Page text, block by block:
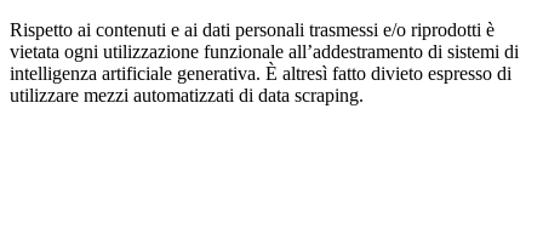
Rispetto ai contenuti e ai dati personali trasmessi e/o riprodotti è
vietata ogni utilizzazione funzionale all’addestramento di sistemi di
intelligenza artificiale generativa. È altresì fatto divieto espresso di
utilizzare mezzi automatizzati di data scraping.